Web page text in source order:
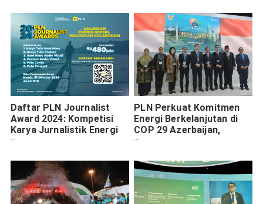
Amonia Hijau
Daftar PLN Journalist
Award 2024: Kompetisi
Karya Jurnalistik Energi
Bersih, Total Hadiah Rp
PLN Perkuat Komitmen
Energi Berkelanjutan di
COP 29 Azerbaijan,
Tawarkan Kerja Sama
Energi